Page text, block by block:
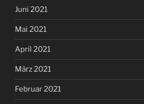
Juni 2021
Mai 2021
April 2021
März 2021
Februar 2021